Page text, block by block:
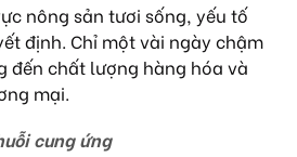
nông sản tươi sống, yếu tố
định. Chỉ một vài ngày chậm
đến chất lượng hàng hóa và
mại.
cung ứng